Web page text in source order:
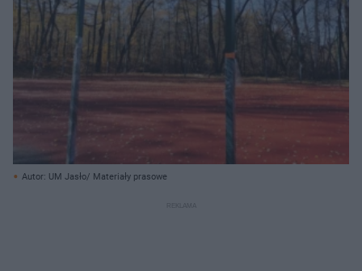
Autor: UM Jasło/ Materiały prasowe